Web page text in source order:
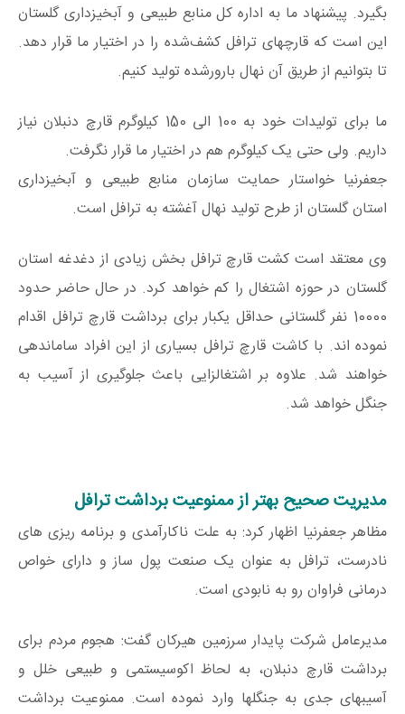
بگیرد. پیشنهاد ما به اداره کل منابع طبیعی و آبخیزداری گلستان
این است که قارچ‍های ترافل کشف‌شده را در اختیار ما قرار دهد.
تا بتوانیم از طریق آن نهال بارورشده تولید کنیم.
ما برای تولیدات خود به 100 الی 150 کیلوگرم قارچ دنبلان نیاز
داریم. ولی حتی یک کیلوگرم هم در اختیار ما قرار نگرفت.
جعفرنیا خواستار حمایت سازمان منابع طبیعی و آبخیزداری
استان گلستان از طرح تولید نهال آغشته به ترافل است.
وی معتقد است کشت قارچ ترافل بخش زیادی از دغدغه استان
گلستان در حوزه اشتغال را کم خواهد کرد. در حال حاضر حدود
10000 نفر گلستانی حداقل یکبار برای برداشت قارچ ترافل اقدام
نموده اند. با کاشت قارچ ترافل بسیاری از این افراد ساماندهی
خواهند شد. علاوه بر اشتغالزایی باعث جلوگیری از آسیب به
جنگل خواهد شد.
مدیریت صحیح بهتر از ممنوعیت برداشت ترافل
مظاهر جعفرنیا اظهار کرد: به علت ناکارآمدی و برنامه ریزی های
نادرست، ترافل به عنوان یک صنعت پول ساز و دارای خواص
درمانی فراوان رو به نابودی است.
مدیرعامل شرکت پایدار سرزمین هیرکان گفت: هجوم مردم برای
برداشت قارچ دنبلان، به لحاظ اکوسیستمی و طبیعی خلل و
آسیب‍های جدی به جنگل‍ها وارد نموده است. ممنوعیت برداشت